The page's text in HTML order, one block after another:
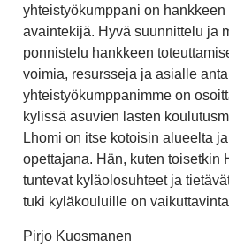
yhteistyökumppani on
avaintekijä. Hyvä suunnittelu ja
ponnistelu hankkeen
voimia, resursseja ja asialle
yhteistyökumppanimme on
kylissä asuvien lasten
Lhomi on itse kotoisin alueelta
opettajana. Hän, kuten toisetkin
tuntevat kyläolosuhteet ja
tuki kyläkouluille on
Pirjo Kuosmanen